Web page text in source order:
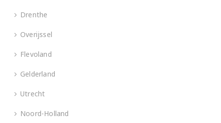
Drenthe
Overijssel
Flevoland
Gelderland
Utrecht
Noord-Holland